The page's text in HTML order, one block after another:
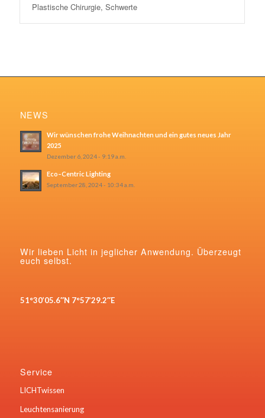
Plastische Chirurgie, Schwerte
NEWS
Wir wünschen frohe Weihnachten und ein gutes neues Jahr
2025
Dezember 6, 2024 - 9:19 a.m.
Eco–Centric Lighting
September 28, 2024 - 10:34 a.m.
Wir lieben Licht in jeglicher Anwendung. Überzeugt
euch selbst.
51°30’05.6″N 7°57’29.2″E
Service
LICHTwissen
Leuchtensanierung